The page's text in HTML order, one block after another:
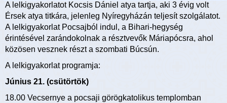
A lelkigyakorlatot Kocsis Dániel atya tartja, aki 3 évig volt
Érsek atya titkára, jelenleg Nyíregyházán teljesít szolgálatot.
A lelkigyakorlat Pocsajból indul, a Bihari-hegység
érintésével zarándokolnak a résztvevők Máriapócsra, ahol
közösen vesznek részt a szombati Búcsún.
A lelkigyakorlat programja:
Június 21. (csütörtök)
18.00 Vecsernye a pocsaji görögkatolikus templomban